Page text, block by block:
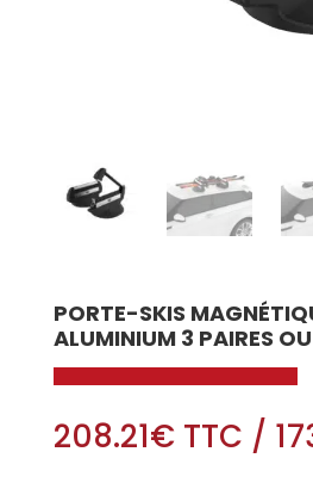
PORTE-SKIS
ALUMINIUM 3 PAIRES
208.21€TTC /